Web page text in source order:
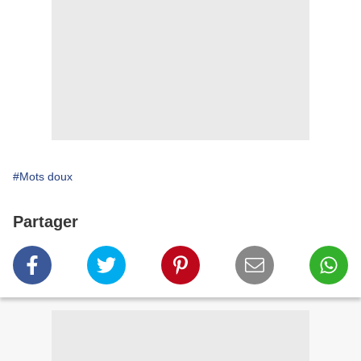
#Mots doux
Partager